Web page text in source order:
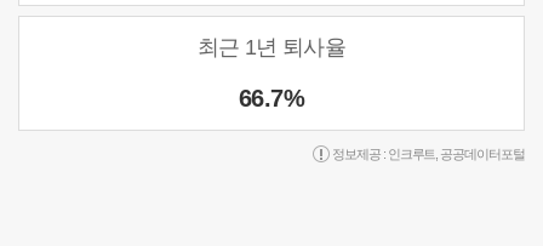
최근 1년 퇴사율
66.7%
정보제공 : 인크루트 공공데이터포털